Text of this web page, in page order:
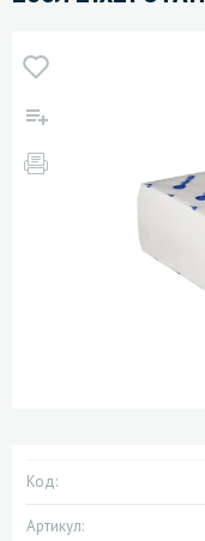
Код:
Артикул: